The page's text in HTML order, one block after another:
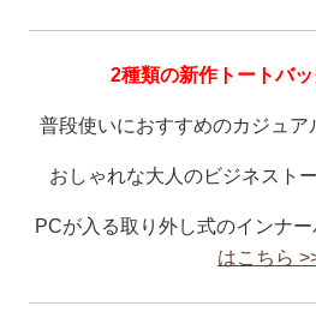
2種類の新作トートバッ
普段使いにおすすめのカジュア
おしゃれな大人のビジネスト
PCが入る取り外し式のインナー
はこちら